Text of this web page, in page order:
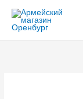
Перейти
содержимому